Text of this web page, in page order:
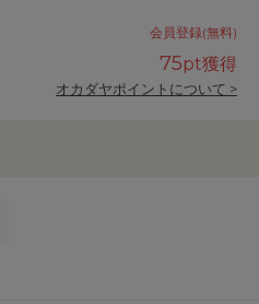
会員登録(無料)
75pt獲得
オカダヤポイントについて >